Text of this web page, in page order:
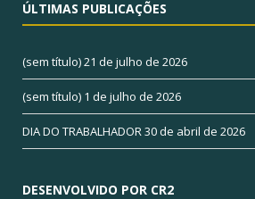
ÚLTIMAS PUBLICAÇÕES
(sem título)21 de julho de 2026
(sem título) 1 de julho de 2026
DIA DO TRABALHADOR30 de abril de 2026
DESENVOLVIDO POR CR2